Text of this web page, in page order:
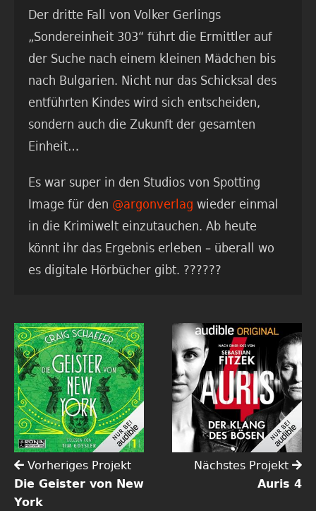
Der dritte Fall von Volker Gerlings
„Sondereinheit 303“ führt die Ermittler auf
der Suche nach einem kleinen Mädchen bis
nach Bulgarien. Nicht nur das Schicksal des
entführten Kindes wird sich entscheiden,
sondern auch die Zukunft der gesamten
Einheit…
Es war super in den Studios von Spotting
Image für den @argonverlagwieder einmal
in die Krimiwelt einzutauchen. Ab heute
könnt ihr das Ergebnis erleben – überall wo
es digitale Hörbücher gibt. ??????
Vorheriges Projekt
Die Geister von New
York
Nächstes Projekt
Auris 4